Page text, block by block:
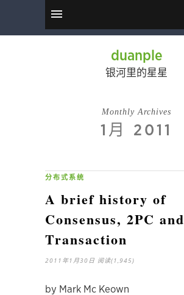
duanple
银河里的星星
Monthly Archives
1月 2011
分布式系统
A brief history of
Consensus, 2PC and
Transaction
2011年1月30日 阅读(1,945)
by Mark Mc Keown